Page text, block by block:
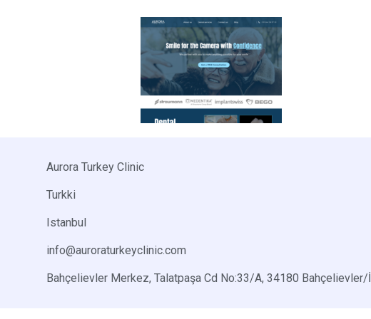
Aurora Turkey Clinic
Turkki
Istanbul
info@auroraturkeyclinic.com
Bahçelievler Merkez, Talatpaşa Cd No:33/A, 34180 Bahçelievler/